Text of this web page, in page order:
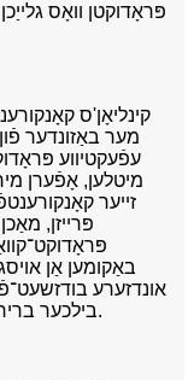
פּראָדוקטן וואָס
קינליאָן'ס
מער באַזונדער
עפֿעקטיווע
זייער
פּרייזן,
באַקומען אַן
אונדזערע
בילכער ברירה פֿאַר ביידע קליינע און גרויסע פּראָיעקטן.